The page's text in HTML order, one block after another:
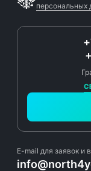
персональных
E-mail для заявок и